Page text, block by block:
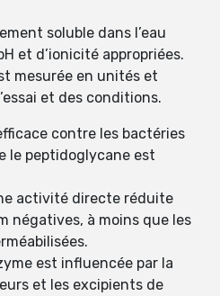
soluble dans l’eau
et d’ionicité appropriées.
mesurée en unités et
et des conditions.
contre les bactéries
le peptidoglycane est
activité directe réduite
négatives, à moins que les
est influencée par la
et les excipients de